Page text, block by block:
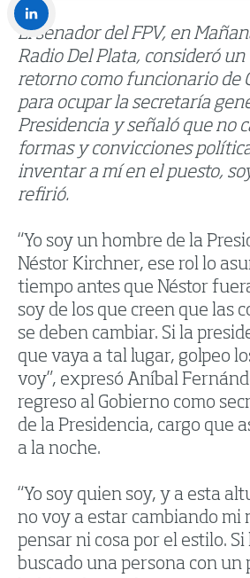
El senador del FPV, en
Radio Del Plata, consideró un
retorno como funcionario de
para ocupar la secretaría
Presidencia y señaló que no
formas y convicciones
inventar a mí en el puesto,
refirió.
“Yo soy un hombre de la
Néstor Kirchner, ese rol lo
tiempo antes que Néstor
soy de los que creen que las
se deben cambiar. Si la
que vaya a tal lugar, golpeo
voy”, expresó Aníbal
regreso al Gobierno como
de la Presidencia, cargo que
a la noche.
“Yo soy quien soy, y a esta
no voy a estar cambiando mi
pensar ni cosa por el estilo.
buscado una persona con un
LinkedIn